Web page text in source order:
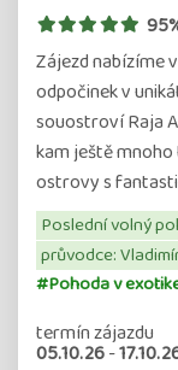
Zájezd nabízíme
odpočinek v
souostroví Raja
kam ještě
ostrovy s
Poslední volný
průvodce:
#Pohoda v
termín zájazdu
05.10.26-